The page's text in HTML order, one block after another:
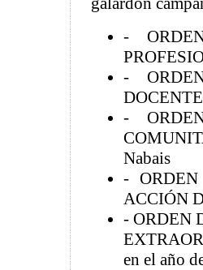
-
-
-
Nabais
-
ACCIÓN
- ORDEN
en el año